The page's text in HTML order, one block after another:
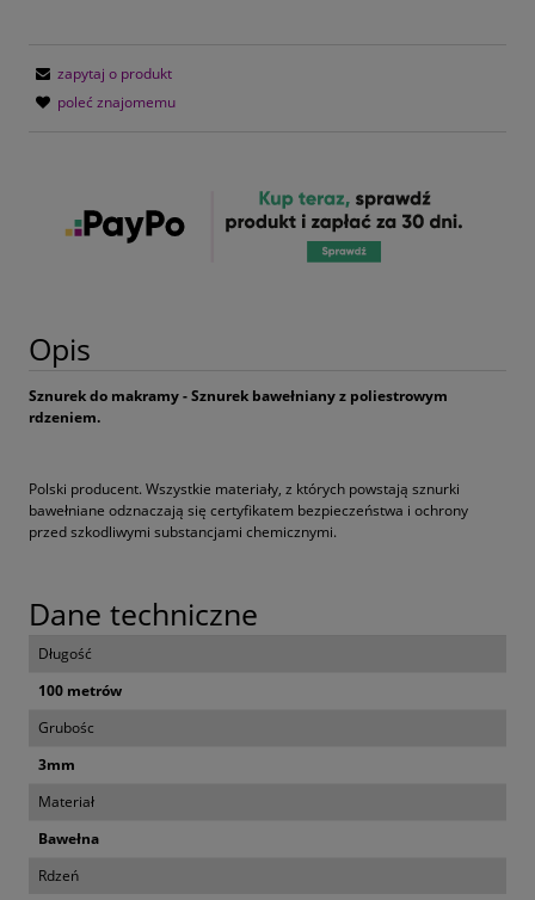
zapytaj o produkt
poleć znajomemu
Opis
Sznurek do makramy - Sznurek bawełniany z poliestrowym
rdzeniem.
Polski producent. Wszystkie materiały, z których powstają sznurki
bawełniane odznaczają się certyfikatem bezpieczeństwa i ochrony
przed szkodliwymi substancjami chemicznymi.
Dane techniczne
Długość
100 metrów
Grubośc
3mm
Materiał
Bawełna
Rdzeń